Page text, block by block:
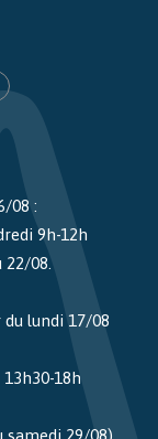
08 :
9h-12h
22/08.
lundi 17/08
18h
samedi 29/08)